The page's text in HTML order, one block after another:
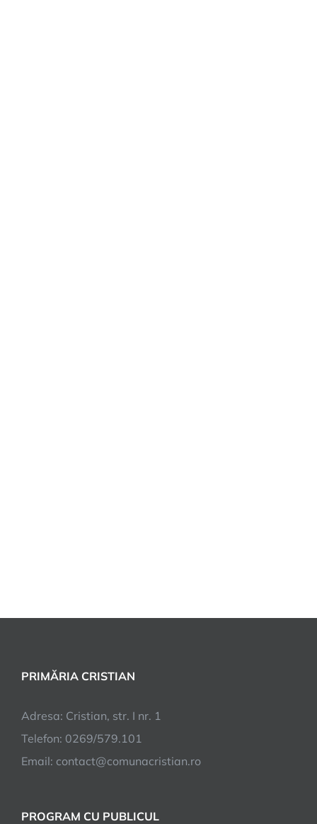
PRIMĂRIA CRISTIAN
Adresa: Cristian, str. I nr. 1
Telefon: 0269/579.101
Email: contact@comunacristian.ro
PROGRAM CU PUBLICUL